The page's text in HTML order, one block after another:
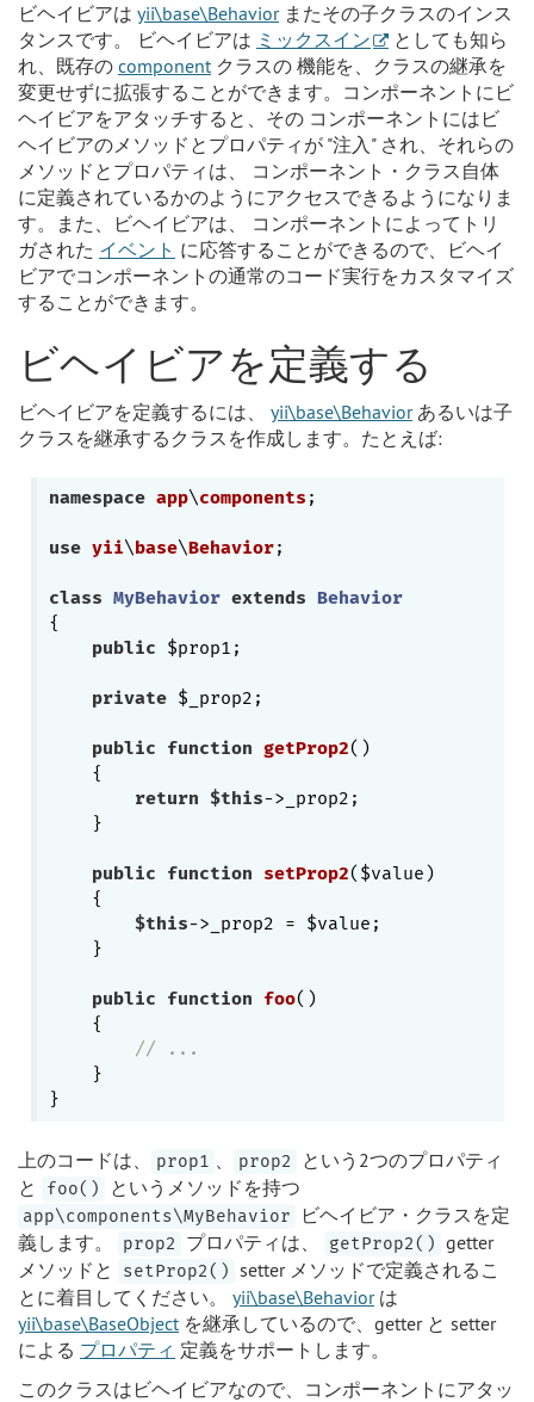
ビヘイビアは yii\base\Behaviorまたその子クラスのインス
タンスです。 ビヘイビアは ミックスイン
としても知ら
れ、既存の component クラスの 機能を、クラスの継承を
変更せずに拡張することができます。コンポーネントにビ
ヘイビアをアタッチすると、その コンポーネントにはビ
ヘイビアのメソッドとプロパティが "注入" され、それらの
メソッドとプロパティは、 コンポーネント・クラス自体
に定義されているかのようにアクセスできるようになりま
す。また、ビヘイビアは、 コンポーネントによってトリ
ガされた イベント に応答することができるので、ビヘイ
ビアでコンポーネントの通常のコード実行をカスタマイズ
することができます。
ビヘイビアを定義する
ビヘイビアを定義するには、 yii\base\Behaviorあるいは子
クラスを継承するクラスを作成します。たとえば:
namespace app\components ;
use yii\base\Behavior;
class MyBehavior extends Behavior
{
public $prop1;
private $_prop2;
public function getProp2()
{
return $this->_prop2;
    }
public function setProp2($value)
{
$this->_prop2 = $value;
    }
public function foo()
{
// ...
    }
上のコードは、 prop1 、 prop2
という2つのプロパティ
と
foo() というメソッドを持つ
app\components\MyBehavior
ビヘイビア・クラスを定
義します。
prop2 プロパティは、 getProp2() getter
メソッドと
setProp2() setter メソッドで定義されるこ
とに着目してください。 yii\base\Behaviorは
yii\base\BaseObject を継承しているので、getter と​​ setter
による プロパティ 定義をサポートします。
このクラスはビヘイビアなので、コンポーネントにアタッ